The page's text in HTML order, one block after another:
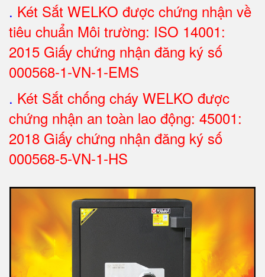
. Két Sắt WELKO được chứng nhận về
tiêu chuẩn Môi trường: ISO 14001:
2015 Giấy chứng nhận đăng ký số
000568-1-VN-1-EMS
. Két Sắt chống cháy WELKO được
chứng nhận an toàn lao động: 45001:
2018 Giấy chứng nhận đăng ký số
000568-5-VN-1-HS